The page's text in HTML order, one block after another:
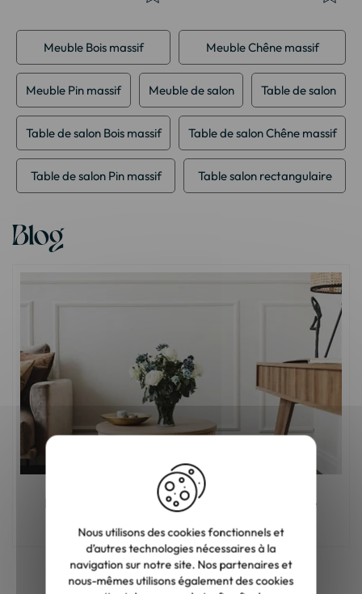
Meuble Bois massif Meuble Chêne massif
Meuble Pin massif Meuble de salon Table de salon
Table de salon Bois massif Table de salon Chêne massif
Table de salon Pin massif Table salon rectangulaire
Blog
Meuble en bois : comment choisir la bonne
teinte ?
Nous utilisons des cookies fonctionnels et
d’autres technologies nécessaires à la
navigation sur notre site. Nos partenaires et
nous-mêmes utilisons également des cookies